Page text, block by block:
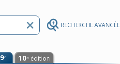
RECHERCHE AVANCÉE
9e 10e édition